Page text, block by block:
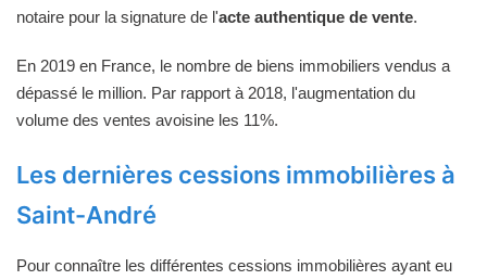
notaire pour la signature de l'acte authentique de vente.
En 2019 en France, le nombre de biens immobiliers vendus a
dépassé le million. Par rapport à 2018, l'augmentation du
volume des ventes avoisine les 11%.
Les dernières cessions immobilières à
Saint-André
Pour connaître les différentes cessions immobilières ayant eu